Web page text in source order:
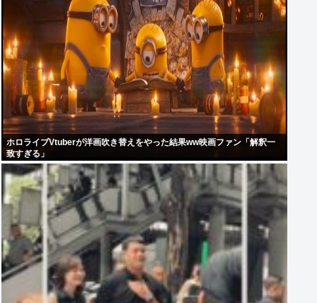
ホロライブVtuberが洋画吹き替えをやった結果ww映画ファン「解釈一
致すぎる」